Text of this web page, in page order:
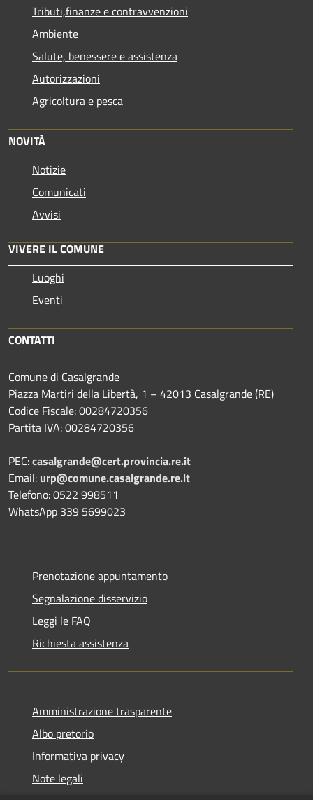
Tributi,finanze e contravvenzioni
Ambiente
Salute, benessere e assistenza
Autorizzazioni
Agricoltura e pesca
NOVITÀ
Notizie
Comunicati
Avvisi
VIVERE IL COMUNE
Luoghi
Eventi
CONTATTI
Comune di Casalgrande
Piazza Martiri della Libertà, 1 – 42013 Casalgrande (RE)
Codice Fiscale: 00284720356
Partita IVA: 00284720356
PEC:casalgrande@cert.provincia.re.it
Email: urp@comune.casalgrande.re.it
Telefono: 0522 998511
WhatsApp 339 5699023
Prenotazione appuntamento
Segnalazione disservizio
Leggi le FAQ
Richiesta assistenza
Amministrazione trasparente
Albo pretorio
Informativa privacy
Note legali